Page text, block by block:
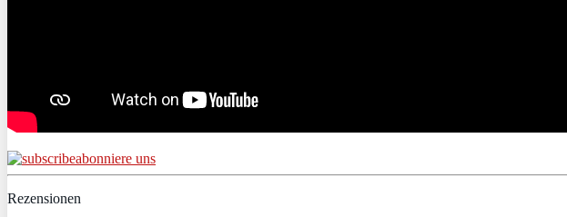
abonniere uns
Rezensionen